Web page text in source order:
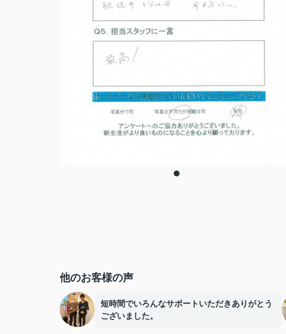
他のお客様の声
短時間でいろんなサポートいただきありがとう
ございました。